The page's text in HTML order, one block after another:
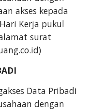
akses kepada
Kerja pukul
surat
Data Pribadi
dengan